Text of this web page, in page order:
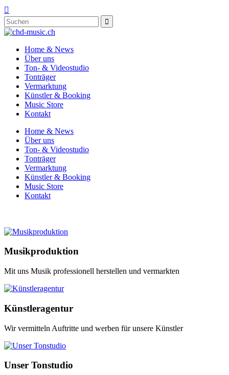

Home & News
Über uns
Ton- & Videostudio
Tonträger
Vermarktung
Künstler & Booking
Music Store
Kontakt
Home & News
Über uns
Ton- & Videostudio
Tonträger
Vermarktung
Künstler & Booking
Music Store
Kontakt
Musikproduktion
Mit uns Musik professionell herstellen und vermarkten
Künstleragentur
Wir vermitteln Auftritte und werben für unsere Künstler
Unser Tonstudio